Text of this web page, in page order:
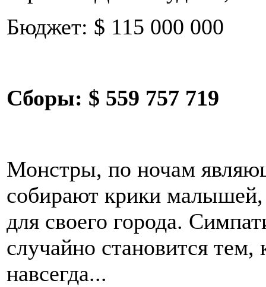
Бюджет: $ 115 000 000
Сборы: $ 559 757 719
Монстры, по ночам
собирают крики
для своего города.
случайно становится
навсегда...